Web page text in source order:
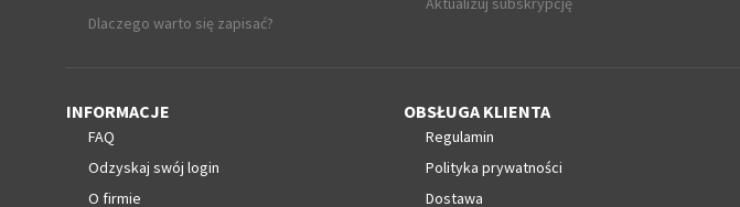
Dlaczego warto się zapisać?
INFORMACJE
FAQ
Odzyskaj swój login
O firmie
OBSŁUGA KLIENTA
Regulamin
Polityka prywatności
Dostawa